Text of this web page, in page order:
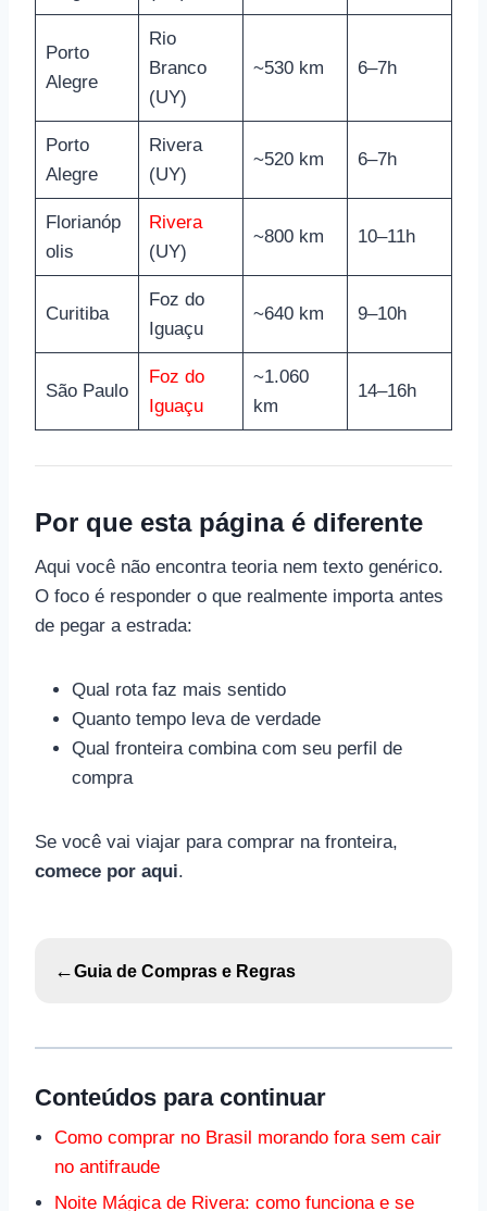
Porto
Alegre
Rio
Branco
(UY)
~530 km 6–7h
Porto
Alegre
Rivera
(UY)
~520 km 6–7h
Florianóp
olis
Rivera
(UY)
~800 km 10–11h
Curitiba
Foz do
Iguaçu
~640 km 9–10h
São Paulo
Foz do
Iguaçu
~1.060
km
14–16h
Por que esta página é diferente
Aqui você não encontra teoria nem texto genérico.
O foco é responder o que realmente importa antes
de pegar a estrada:
Qual rota faz mais sentido
Quanto tempo leva de verdade
Qual fronteira combina com seu perfil de
compra
Se você vai viajar para comprar na fronteira,
comece por aqui.
←Guia de Compras e Regras
Conteúdos para continuar
Como comprar no Brasil morando fora sem cair
no antifraude
Noite Mágica de Rivera: como funciona e se